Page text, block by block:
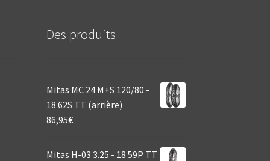
Des produits
Mitas MC 24 M+S 120/80 -
18 62S TT (arrière)
86,95€
Mitas H-03 3.25 - 18 59P TT